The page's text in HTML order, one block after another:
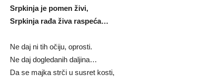
Srpkinja je pomen živi,
Srpkinja rađa živa raspeća…
Ne daj ni tih očiju, oprosti.
Ne daj dogledanih daljina…
Da se majka strči u susret kosti,